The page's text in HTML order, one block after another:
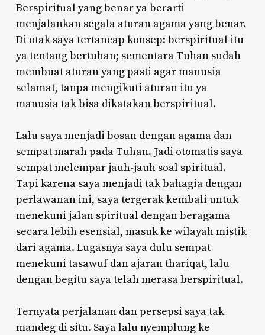
Berspiritual yang benar ya berarti
menjalankan segala aturan agama yang benar.
Di otak saya tertancap konsep: berspiritual itu
ya tentang bertuhan; sementara Tuhan sudah
membuat aturan yang pasti agar manusia
selamat, tanpa mengikuti aturan itu ya
manusia tak bisa dikatakan berspiritual.
Lalu saya menjadi bosan dengan agama dan
sempat marah pada Tuhan. Jadi otomatis saya
sempat melempar jauh-jauh soal spiritual.
Tapi karena saya menjadi tak bahagia dengan
perlawanan ini, saya tergerak kembali untuk
menekuni jalan spiritual dengan beragama
secara lebih esensial, masuk ke wilayah mistik
dari agama. Lugasnya saya dulu sempat
menekuni tasawuf dan ajaran thariqat, lalu
dengan begitu saya telah merasa berspiritual.
Ternyata perjalanan dan persepsi saya tak
mandeg di situ. Saya lalu nyemplung ke